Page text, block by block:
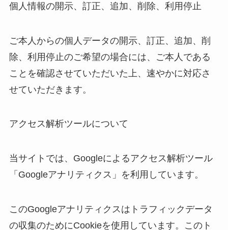
個人情報の開示、訂正、追加、削除、利用停止
ご本人からの個人データの開示、訂正、追加、削
除、利用停止のご希望の場合には、ご本人である
ことを確認させていただいた上、速やかに対応さ
せていただきます。
アクセス解析ツールについて
当サイトでは、Googleによるアクセス解析ツール
「Googleアナリティクス」を利用しています。
このGoogleアナリティクスはトラフィックデータ
の収集のためにCookieを使用しています。このト